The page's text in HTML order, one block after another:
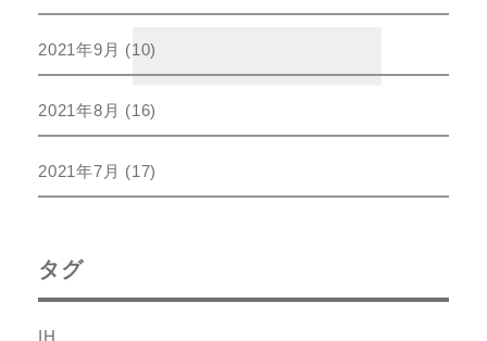
2021年9月 (10)
2021年8月 (16)
2021年7月 (17)
タグ
IH